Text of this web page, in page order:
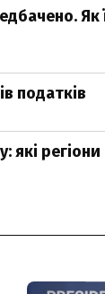
Як
податків
які